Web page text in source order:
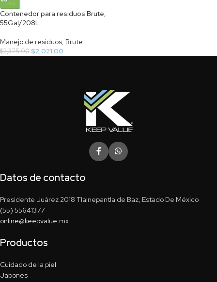
-15%
Contenedor para residuos Brute,
55Gal/208L
Manejo de residuos, Brute
$2,375.00$2,021.00
Datos de contacto
Presidente Juárez 2018 Tlalnepantla de Baz, Estado De México
(55) 55641377
online@keepvalue.mx
Productos
Cuidado de la piel
Jabones